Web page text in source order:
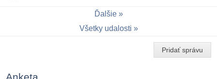
Ďalšie
Všetky udalosti
Pridať správu